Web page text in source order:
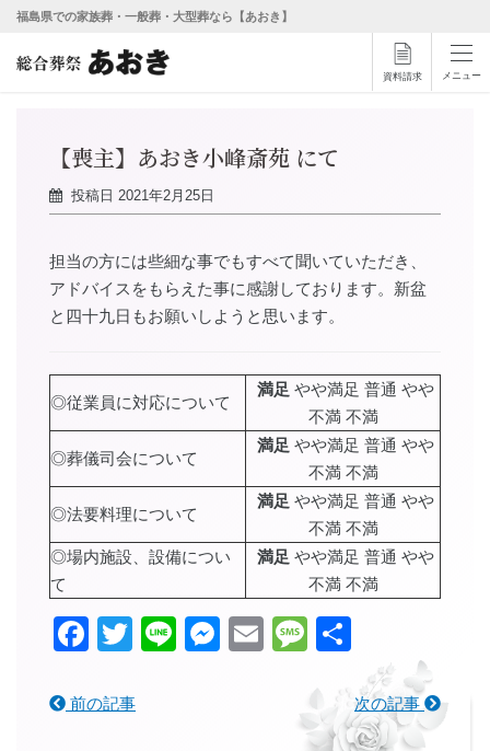
福島県での家族葬・一般葬・大型葬なら【あおき】
資料請求 メニュー
【喪主】あおき小峰斎苑 にて
投稿日 2021年2月25日
担当の方には些細な事でもすべて聞いていただき、
アドバイスをもらえた事に感謝しております。新盆
と四十九日もお願いしようと思います。
◎従業員に対応について
満足 やや満足 普通 やや
不満 不満
◎葬儀司会について
満足 やや満足 普通 やや
不満 不満
◎法要料理について
満足 やや満足 普通 やや
不満 不満
◎場内施設、設備につい
て
満足 やや満足 普通 やや
不満 不満
Facebook
Twitter
LineMessenger
EmailMessage
有
前の記事 次の記事